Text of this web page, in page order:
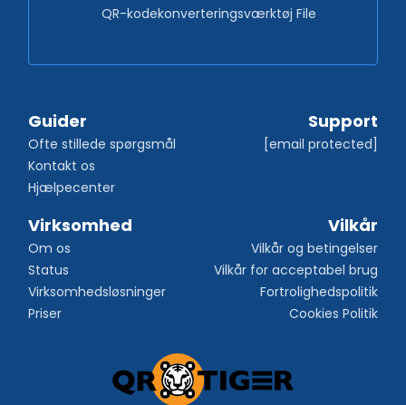
QR-kodekonverteringsværktøj File
Guider
Ofte stillede spørgsmål
Kontakt os
Hjælpecenter
Support
[email protected]
Virksomhed
Om os
Status
Virksomhedsløsninger
Priser
Vilkår
Vilkår og betingelser
Vilkår for acceptabel brug
Fortrolighedspolitik
Cookies Politik